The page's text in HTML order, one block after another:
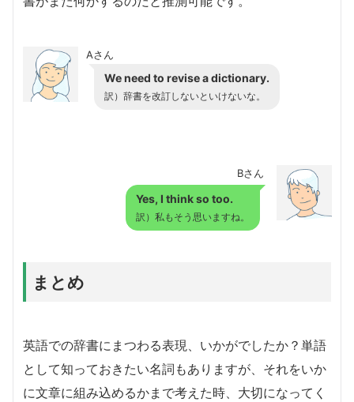
Aさん
We need to revise a dictionary.
訳）辞書を改訂しないといけないな。
Bさん
Yes, I think so too.
訳）私もそう思いますね。
まとめ
英語での辞書にまつわる表現、いかがでしたか？単語
として知っておきたい名詞もありますが、それをいか
に文章に組み込めるかまで考えた時、大切になってく